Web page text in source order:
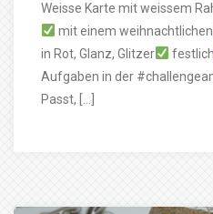
Weisse Karte mit weissem
mit einem weihnachtlichen
in Rot, Glanz, Glitzer
festlich
Aufgaben in der
Passt, […]